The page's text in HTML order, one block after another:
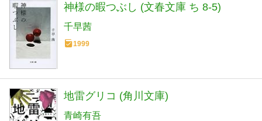
神様の暇つぶし (文春文庫 ち 8-5)
千早茜
1999
地雷グリコ (角川文庫)
青崎有吾